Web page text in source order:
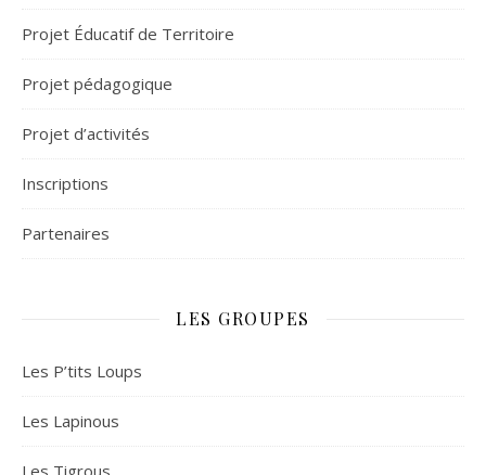
Projet Éducatif de Territoire
Projet pédagogique
Projet d’activités
Inscriptions
Partenaires
LES GROUPES
Les P’tits Loups
Les Lapinous
Les Tigrous